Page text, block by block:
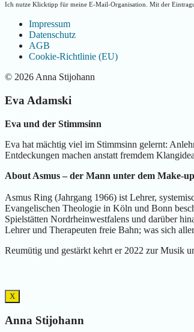
Ich nutze Klicktipp für meine E-Mail-Organisation. Mit der
Impressum
Datenschutz
AGB
Cookie-Richtlinie (EU)
© 2026 Anna Stijohann
Eva Adamski
Eva und der Stimmsinn
Eva hat mächtig viel im Stimmsinn gelernt:
Entdeckungen machen anstatt fremdem
About Asmus – der Mann unter dem Make-up
Asmus Ring (Jahrgang 1966) ist Lehrer,
Evangelischen Theologie in Köln und Bonn
Spielstätten Nordrheinwestfalens und darüber
Lehrer und Therapeuten freie Bahn; was sich
Reumütig und gestärkt kehrt er 2022 zur Musik
X
Anna Stijohann